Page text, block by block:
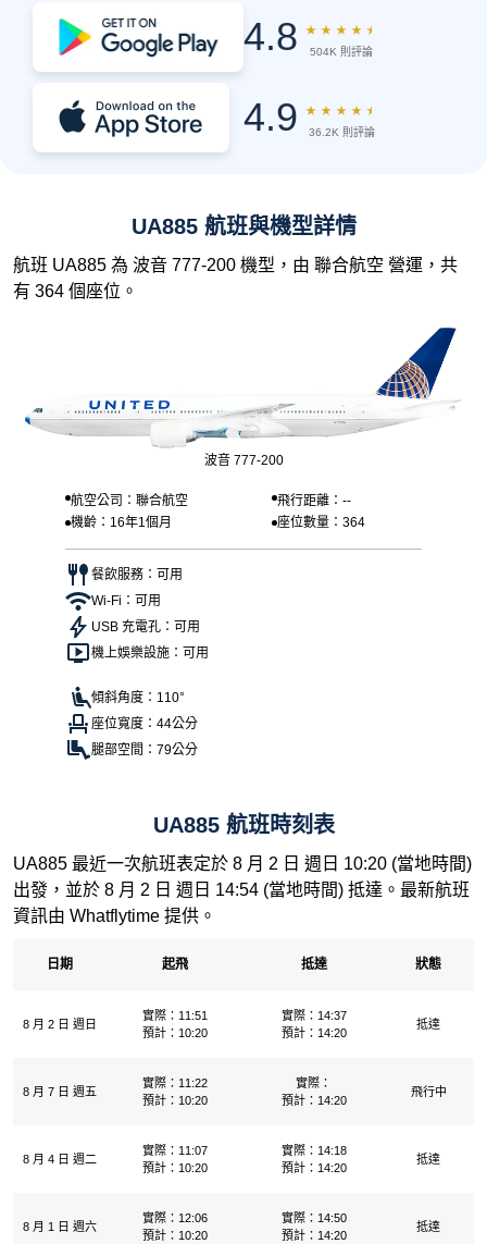
4.8 ★ ★ ★ ★ ★
504K 則評論
4.9 ★ ★ ★ ★ ★
36.2K 則評論
UA885 航班與機型詳情
航班 UA885 為 波音 777-200 機型，由 聯合航空 營運，共
有 364 個座位。
波音 777-200
航空公司：聯合航空
飛行距離：--
機齡：16年1個月
座位數量：364
餐飲服務：可用
Wi-Fi：可用
USB 充電孔：可用
機上娛樂設施：可用
傾斜角度：110°
座位寬度：44公分
腿部空間：79公分
UA885 航班時刻表
UA885 最近一次航班表定於 8 月 2 日 週日 10:20 (當地時間)
出發，並於 8 月 2 日 週日 14:54 (當地時間) 抵達。最新航班
資訊由 Whatflytime 提供。
日期 起飛 抵達 狀態
8 月 2 日 週日
實際：11:51
預計：10:20
實際：14:37
預計：14:20
抵達
8 月 7 日 週五
實際：11:22
預計：10:20
實際：
預計：14:20
飛行中
8 月 4 日 週二
實際：11:07
預計：10:20
實際：14:18
預計：14:20
抵達
8 月 1 日 週六
實際：12:06
預計：10:20
實際：14:50
預計：14:20
抵達